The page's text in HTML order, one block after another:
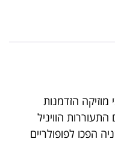
מוזיקה הזדמנות
הוויניל
הפכו לפופולריים